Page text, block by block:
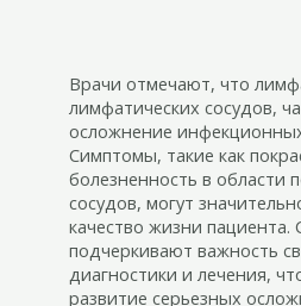
Врачи отмечают, что
лимфатических сосудов,
осложнение
Симптомы, такие как
болезненность в области
сосудов, могут
качество жизни пациента.
подчеркивают важность
диагностики и лечения,
развитие серьезных